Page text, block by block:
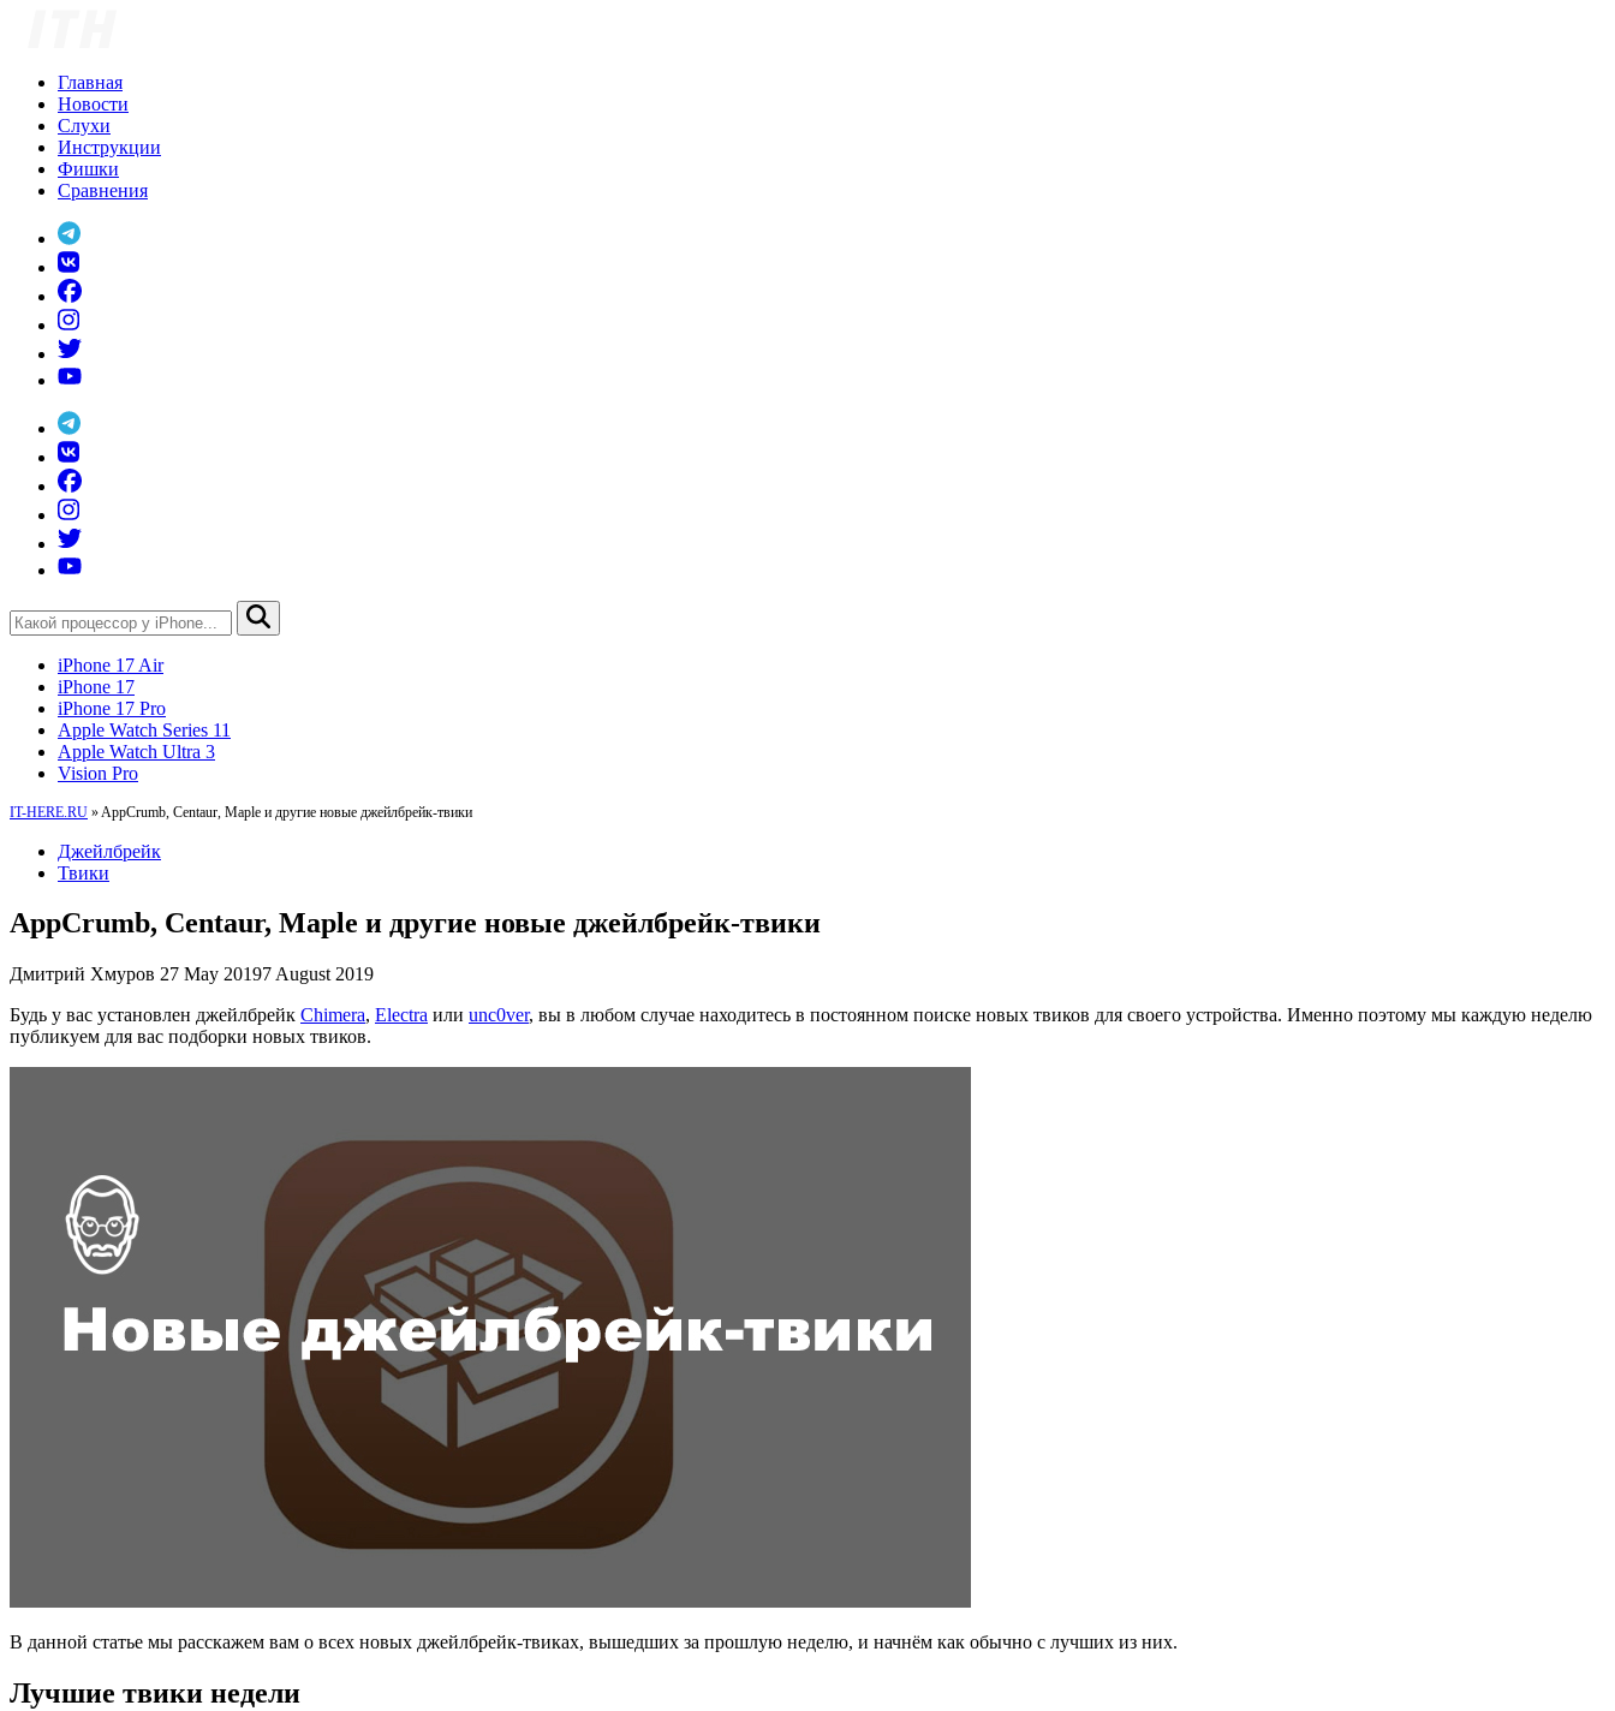
Главная
Новости
Слухи
Инструкции
Фишки
Сравнения
iPhone 17 Air
iPhone 17
iPhone 17 Pro
Apple Watch Series 11
Apple Watch Ultra 3
Vision Pro
IT-HERE.RU » AppCrumb, Centaur, Maple и другие новые джейлбрейк-твики
Джейлбрейк
Твики
AppCrumb, Centaur, Maple и другие новые джейлбрейк-твики
Дмитрий Хмуров 27 May 20197 August 2019
Будь у вас установлен джейлбрейк Chimera, Electra или unc0ver, вы в любом случае находитесь в постоянном поиске новых твиков для своего устройства. Именно поэтому мы каждую неделю
публикуем для вас подборки новых твиков.
В данной статье мы расскажем вам о всех новых джейлбрейк-твиках, вышедших за прошлую неделю, и начнём как обычно с лучших из них.
Лучшие твики недели